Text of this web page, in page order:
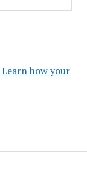
Learn how your